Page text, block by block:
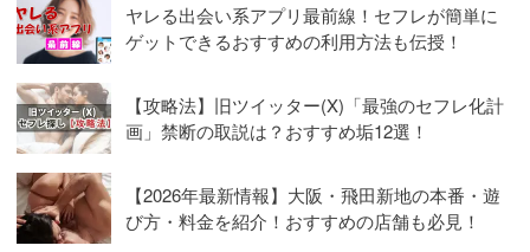
ヤレる出会い系アプリ最前線！セフレが簡単に
ゲットできるおすすめの利用方法も伝授！
【攻略法】旧ツイッター(X)「最強のセフレ化計
画」禁断の取説は？おすすめ垢12選！
【2026年最新情報】大阪・飛田新地の本番・遊
び方・料金を紹介！おすすめの店舗も必見！